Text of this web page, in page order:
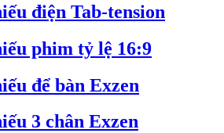
điện Tab-tension
phim tỷ lệ 16:9
để bàn Exzen
3 chân Exzen